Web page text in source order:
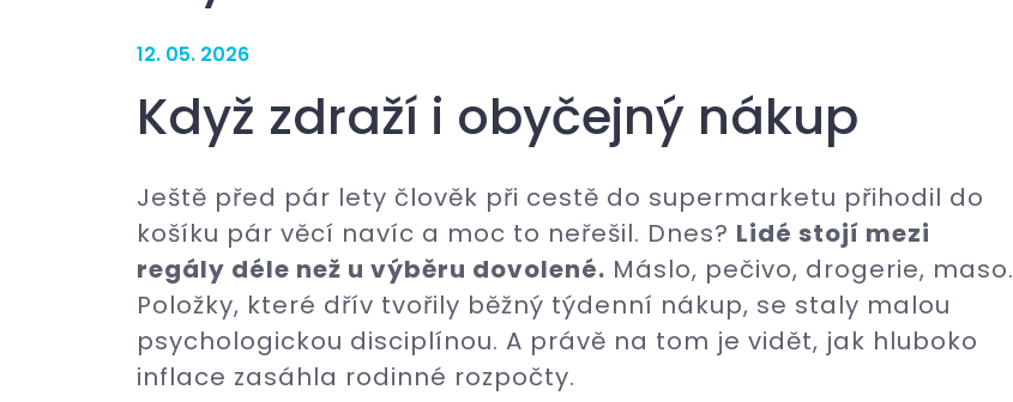
12. 05. 2026
Když zdraží i obyčejný nákup
Ještě před pár lety člověk při cestě do supermarketu přihodil do
košíku pár věcí navíc a moc to neřešil. Dnes? Lidé stojí mezi
regály déle než u výběru dovolené. Máslo, pečivo, drogerie, maso.
Položky, které dřív tvořily běžný týdenní nákup, se staly malou
psychologickou disciplínou. A právě na tom je vidět, jak hluboko
inflace zasáhla rodinné rozpočty.